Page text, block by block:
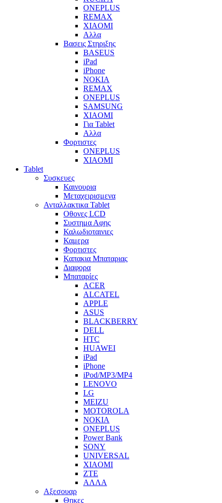
ONEPLUS
REMAX
XIAOMI
Αλλα
Βασεις Στηριξης
BASEUS
iPad
iPhone
NOKIA
REMAX
ONEPLUS
SAMSUNG
XIAOMI
Για Tablet
Αλλα
Φορτιστες
ONEPLUS
XIAOMI
Tablet
Συσκευες
Καινουρια
Μεταχειρισμενα
Ανταλλακτικα Tablet
Οθονες LCD
Συστημα Αφης
Καλωδιοταινιες
Καμερα
Φορτιστες
Καπακια Μπαταριας
Διαφορα
Μπαταρίες
ACER
ALCATEL
APPLE
ASUS
BLACKBERRY
DELL
HTC
HUAWEI
iPad
iPhone
iPod/MP3/MP4
LENOVO
LG
MEIZU
MOTOROLA
NOKIA
ONEPLUS
Power Bank
SONY
UNIVERSAL
XIAOMI
ZTE
ΑΛΛΑ
Αξεσουαρ
Θηκες